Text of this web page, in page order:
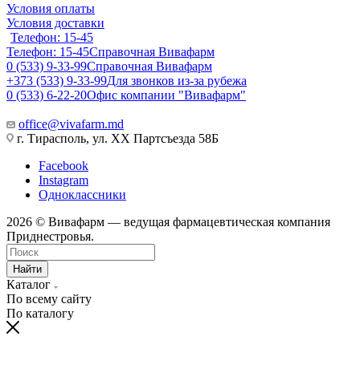
Условия оплаты
Условия доставки
Телефон: 15-45
Телефон: 15-45Справочная Вивафарм
0 (533) 9-33-99Справочная Вивафарм
+373 (533) 9-33-99Для звонков из-за рубежа
0 (533) 6-22-20Офис компании "Вивафарм"
office@vivafarm.md
г. Тирасполь, ул. ХХ Партсъезда 58Б
Facebook
Instagram
Одноклассники
2026 © Вивафарм — ведущая фармацевтическая компания
Приднестровья.
Найти
Каталог
По всему сайту
По каталогу